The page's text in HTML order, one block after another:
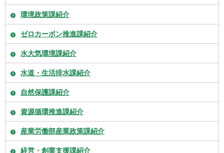
環境政策課紹介
ゼロカーボン推進課紹介
水大気環境課紹介
水道・生活排水課紹介
自然保護課紹介
資源循環推進課紹介
産業労働部産業政策課紹介
経営・創業支援課紹介